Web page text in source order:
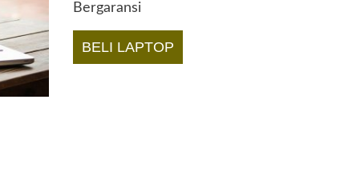
Bergaransi
BELI LAPTOP